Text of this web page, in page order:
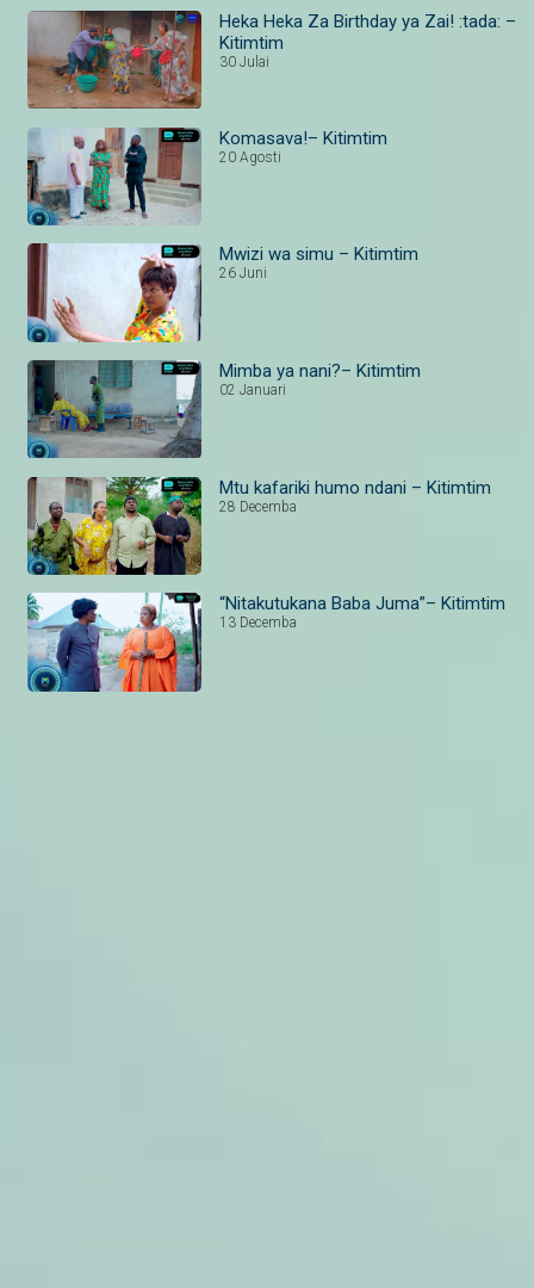
Heka Heka Za Birthday ya Zai! :tada: –
Kitimtim
30 Julai
Komasava!– Kitimtim
20 Agosti
Mwizi wa simu – Kitimtim
26 Juni
Mimba ya nani?– Kitimtim
02 Januari
Mtu kafariki humo ndani – Kitimtim
28 Decemba
“Nitakutukana Baba Juma”– Kitimtim
13 Decemba